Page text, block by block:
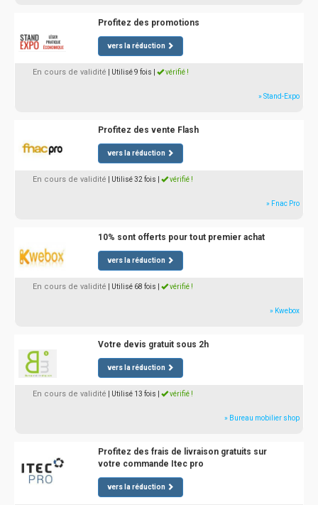
Profitez des promotions
vers la réduction
En cours de validité | Utilisé 9 fois vérifié !
» Stand-Expo
Profitez des vente Flash
vers la réduction
En cours de validité | Utilisé 32 fois vérifié !
» Fnac Pro
10% sont offerts pour tout premier achat
vers la réduction
En cours de validité | Utilisé 68 fois vérifié !
» Kwebox
Votre devis gratuit sous 2h
vers la réduction
En cours de validité | Utilisé 13 fois vérifié !
» Bureau mobilier shop
Profitez des frais de livraison gratuits sur
votre commande Itec pro
vers la réduction